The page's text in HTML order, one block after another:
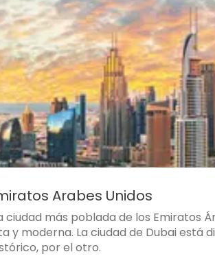
Arabes Unidos
ciudad más poblada de los Emiratos
y moderna. La ciudad de Dubai está
por el otro.